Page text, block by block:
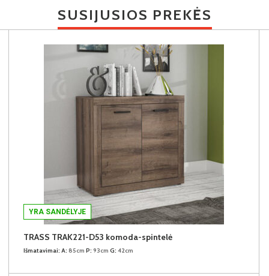
SUSIJUSIOS PREKĖS
YRA SANDĖLYJE
TRASS TRAK221-D53 komoda-spintelė
Išmatavimai: A: 85cm P: 93cm G: 42cm